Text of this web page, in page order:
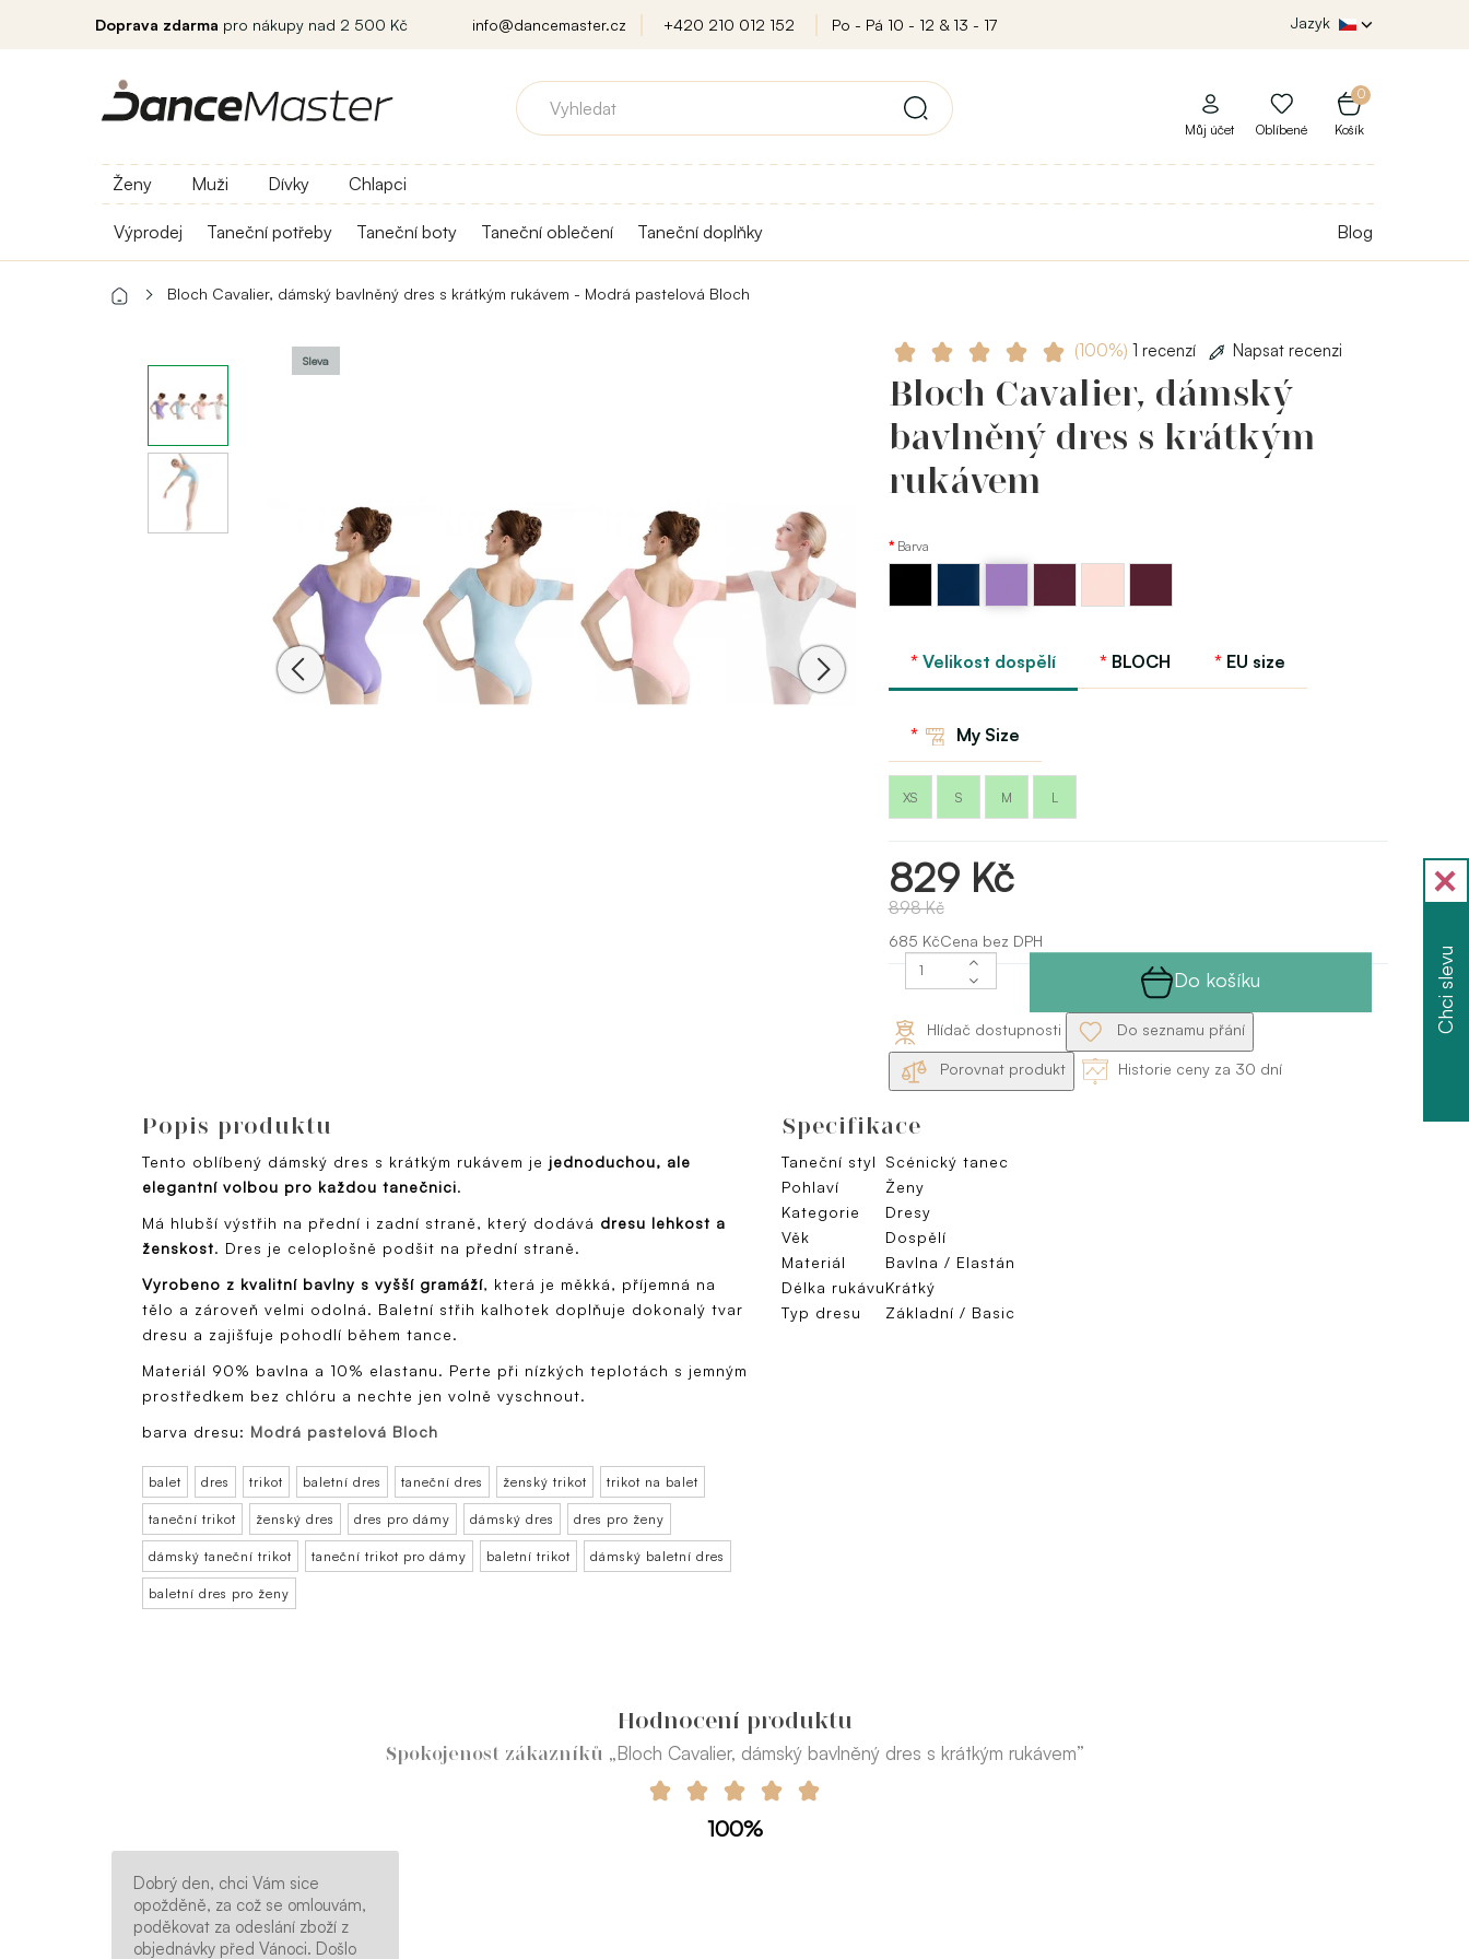
Doprava zdarma pro nákupy nad 2 500 Kč info@dancemaster.cz +420 210 012 152 Po - Pá 10 - 12 & 13 - 17 Jazyk
0
Košík
Můj účet Oblíbené
Ženy Muži Dívky Chlapci
Výprodej Taneční potřeby Taneční boty Taneční oblečení Taneční doplňky Blog
Bloch Cavalier, dámský bavlněný dres s krátkým rukávem - Modrá pastelová Bloch
Sleva
(100%) 1 recenzí Napsat recenzi
Bloch Cavalier, dámský
bavlněný dres s krátkým
rukávem
Barva
bloch
Bloch
Bloch
Velikost dospělí BLOCH EU size
My Size
XS S M L
829 Kč
898 Kč
685 KčCena bez DPH
Do košíku
Hlídač dostupnosti Do seznamu přání
Porovnat produkt Historie ceny za 30 dní
Popis produktu
Tento oblíbený dámský dres s krátkým rukávem je jednoduchou, ale
elegantní volbou pro každou tanečnici.
Má hlubší výstřih na přední i zadní straně, který dodává dresu lehkost a
ženskost. Dres je celoplošně podšit na přední straně.
Vyrobeno z kvalitní bavlny s vyšší gramáží, která je měkká, příjemná na
tělo a zároveň velmi odolná. Baletní střih kalhotek doplňuje dokonalý tvar
dresu a zajišťuje pohodlí během tance.
Materiál 90% bavlna a 10% elastanu. Perte při nízkých teplotách s jemným
prostředkem bez chlóru a nechte jen volně vyschnout.
barva dresu: Modrá pastelová Bloch
balet dres trikot baletní dres taneční dres ženský trikot trikot na balet
taneční trikot ženský dres dres pro dámy dámský dres dres pro ženy
dámský taneční trikot taneční trikot pro dámy baletní trikot dámský baletní dres
baletní dres pro ženy
Specifikace
Taneční styl
Scénický tanec
Pohlaví
Ženy
Kategorie
Dresy
Věk
Dospělí
Materiál
Bavlna / Elastán
Délka rukávuKrátký
Typ dresu
Základní / Basic
Hodnocení produktu
Spokojenost zákazníků „Bloch Cavalier, dámský bavlněný dres s krátkým rukávem”
100%
Dobrý den, chci Vám sice
opožděně, za což se omlouvám,
poděkovat za odeslání zboží z
objednávky před Vánoci. Došlo
Chci slevu